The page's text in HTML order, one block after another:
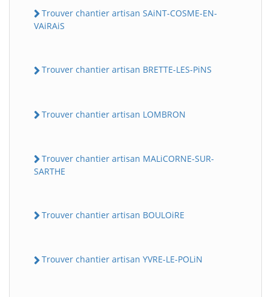
Trouver chantier artisan SAiNT-COSME-EN-
VAiRAiS
Trouver chantier artisan BRETTE-LES-PiNS
Trouver chantier artisan LOMBRON
Trouver chantier artisan MALiCORNE-SUR-
SARTHE
Trouver chantier artisan BOULOiRE
Trouver chantier artisan YVRE-LE-POLiN